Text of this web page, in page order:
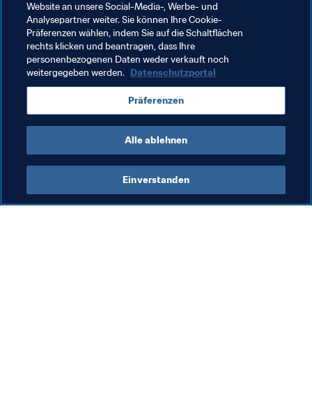
Verwandte Themen
FIFA Forward FIFA-Präsident
Mitgliedsverbände Organisation
Organisation Malaysia AFC
Website an unsere Social-Media-, Werbe- und
Analysepartner weiter. Sie können Ihre Cookie-
Präferenzen wählen, indem Sie auf die Schaltflächen
rechts klicken und beantragen, dass Ihre
personenbezogenen Daten weder verkauft noch
weitergegeben werden. Datenschutzportal
Präferenzen
Alle ablehnen
Einverstanden